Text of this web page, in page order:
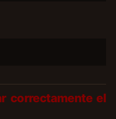
correctamente el